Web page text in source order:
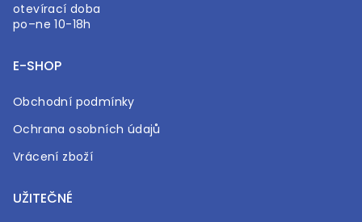
otevírací doba
po–ne 10-18h
E-SHOP
Obchodní podmínky
Ochrana osobních údajů
Vrácení zboží
UŽITEČNÉ